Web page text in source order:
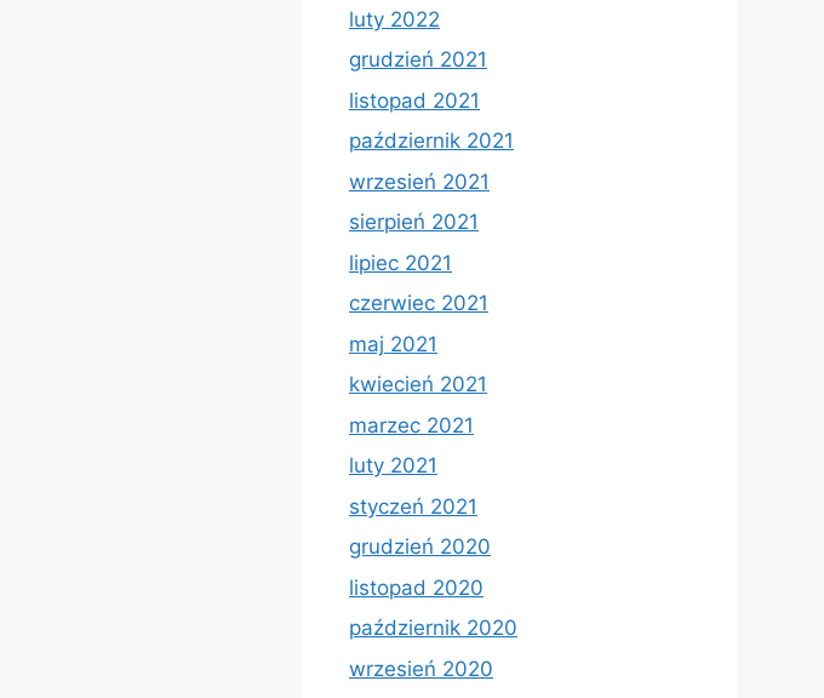
luty 2022
grudzień 2021
listopad 2021
październik 2021
wrzesień 2021
sierpień 2021
lipiec 2021
czerwiec 2021
maj 2021
kwiecień 2021
marzec 2021
luty 2021
styczeń 2021
grudzień 2020
listopad 2020
październik 2020
wrzesień 2020